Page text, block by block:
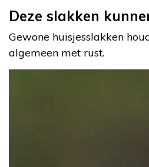
Deze slakken
Gewone huisjesslakken
algemeen met rust.